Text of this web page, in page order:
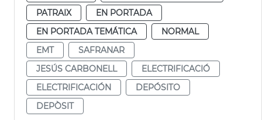
PATRAIX
EN PORTADA
EN PORTADA TEMÁTICA
NORMAL
EMT
SAFRANAR
JESÚS CARBONELL
ELECTRIFICACIÓ
ELECTRIFICACIÓN
DEPÓSITO
DEPÒSIT